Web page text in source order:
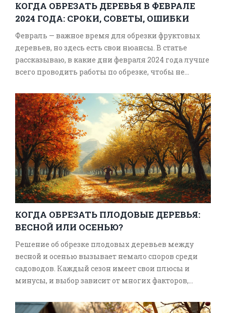
КОГДА ОБРЕЗАТЬ ДЕРЕВЬЯ В ФЕВРАЛЕ
2024 ГОДА: СРОКИ, СОВЕТЫ, ОШИБКИ
Февраль — важное время для обрезки фруктовых
деревьев, но здесь есть свои нюансы. В статье
рассказываю, в какие дни февраля 2024 года лучше
всего проводить работы по обрезке, чтобы не
советы, как не допустить типичных ошибок, и
объясняю, на что стоит обратить внимание в
первую очередь. Разберёмся, почему погода и
температура так важны, и как правильно
подготовить инструменты. После прочтения у вас
не останется сомнений, когда и как обрезать
деревья зимой.
КОГДА ОБРЕЗАТЬ ПЛОДОВЫЕ ДЕРЕВЬЯ:
ВЕСНОЙ ИЛИ ОСЕНЬЮ?
Решение об обрезке плодовых деревьев между
весной и осенью вызывает немало споров среди
садоводов. Каждый сезон имеет свои плюсы и
минусы, и выбор зависит от многих факторов,
поможет разобраться с тем, когда лучше всего